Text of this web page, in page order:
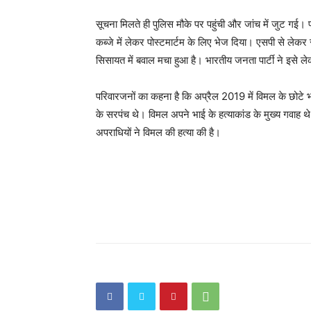
सूचना मिलते ही पुलिस मौके पर पहुंची और जांच में जुट गई।
कब्जे में लेकर पोस्टमार्टम के लिए भेज दिया। एसपी से
सिसायत में बवाल मचा हुआ है। भारतीय जनता पार्टी ने इसे
परिवारजनों का कहना है कि अप्रैल 2019 में विमल के छोटे
के सरपंच थे। विमल अपने भाई के हत्याकांड के मुख्य गवाह
अपराधियों ने विमल की हत्या की है।